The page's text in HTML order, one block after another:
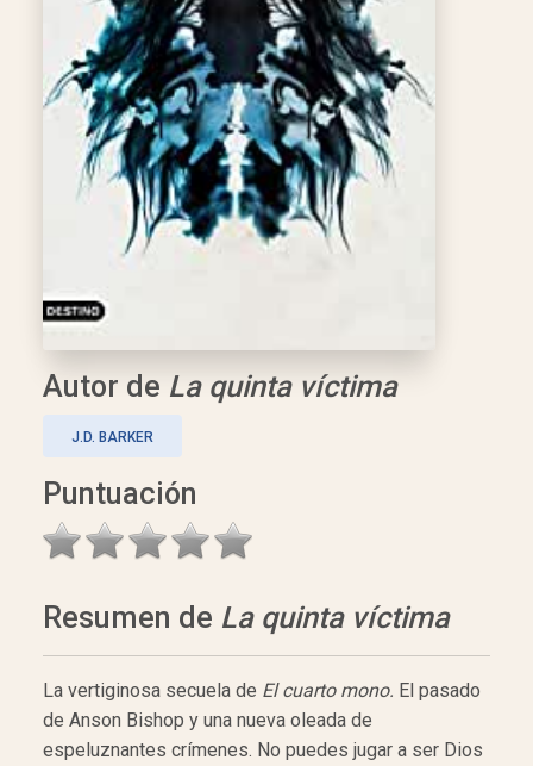
Autor de La quinta víctima
J.D. BARKER
Puntuación
Resumen de La quinta víctima
La vertiginosa secuela de El cuarto mono. El pasado
de Anson Bishop y una nueva oleada de
espeluznantes crímenes. No puedes jugar a ser Dios